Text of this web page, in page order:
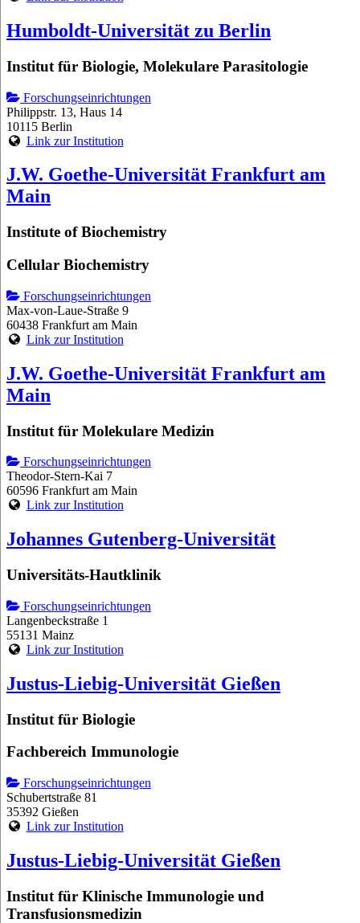
Humboldt-Universität zu Berlin
Institut für Biologie, Molekulare Parasitologie
Forschungseinrichtungen
Philippstr. 13, Haus 14
10115 Berlin
Link zur Institution
J.W. Goethe-Universität Frankfurt am
Main
Institute of Biochemistry
Cellular Biochemistry
Forschungseinrichtungen
Max-von-Laue-Straße 9
60438 Frankfurt am Main
Link zur Institution
J.W. Goethe-Universität Frankfurt am
Main
Institut für Molekulare Medizin
Forschungseinrichtungen
Theodor-Stern-Kai 7
60596 Frankfurt am Main
Link zur Institution
Johannes Gutenberg-Universität
Universitäts-Hautklinik
Forschungseinrichtungen
Langenbeckstraße 1
55131 Mainz
Link zur Institution
Justus-Liebig-Universität Gießen
Institut für Biologie
Fachbereich Immunologie
Forschungseinrichtungen
Schubertstraße 81
35392 Gießen
Link zur Institution
Justus-Liebig-Universität Gießen
Institut für Klinische Immunologie und
Transfusionsmedizin